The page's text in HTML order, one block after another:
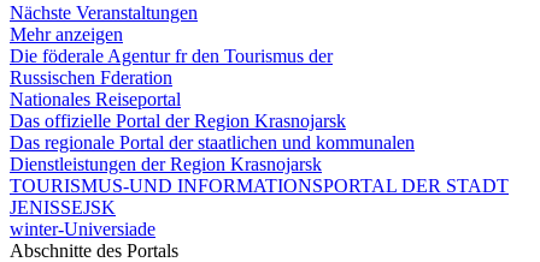
Nächste Veranstaltungen
Mehr anzeigen
Die föderale Agentur fr den Tourismus der
Russischen Fderation
Nationales Reiseportal
Das offizielle Portal der Region Krasnojarsk
Das regionale Portal der staatlichen und kommunalen
Dienstleistungen der Region Krasnojarsk
TOURISMUS-UND INFORMATIONSPORTAL DER STADT
JENISSEJSK
winter-Universiade
Abschnitte des Portals